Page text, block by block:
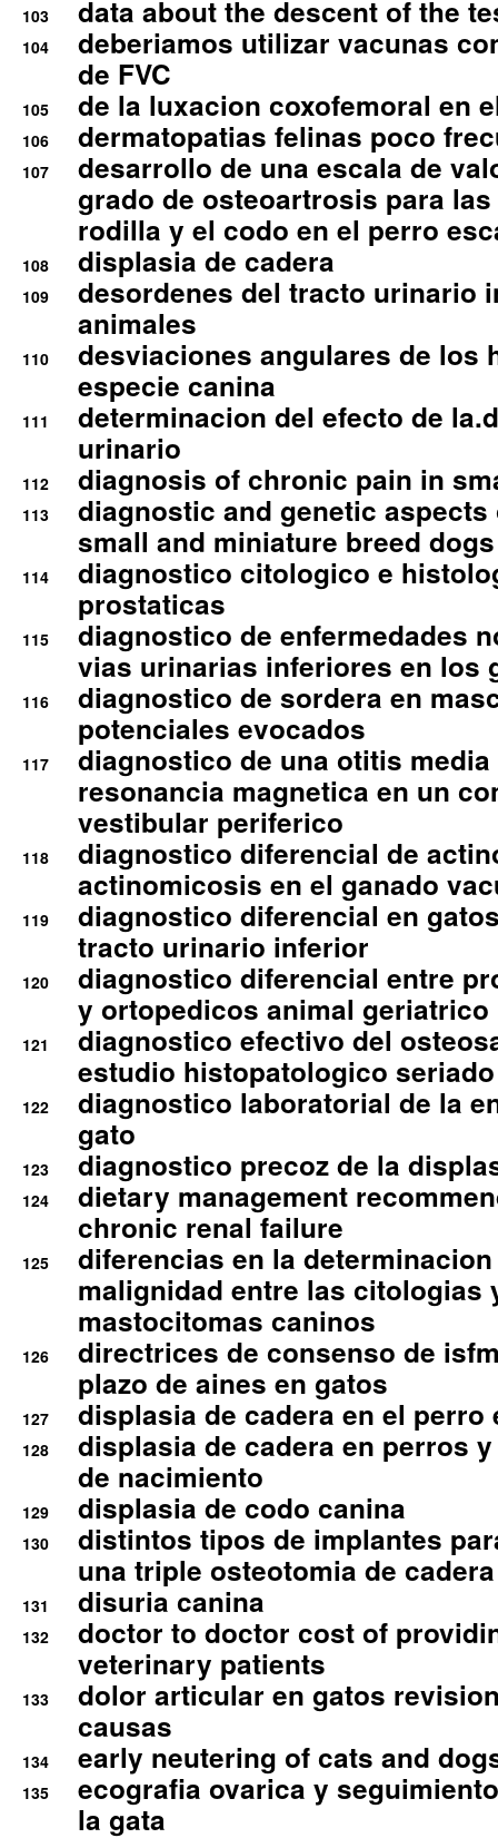
103 data about the descent of the
104
deberiamos utilizar vacunas
de FVC
105 de la luxacion coxofemoral en
106 dermatopatias felinas poco
107
desarrollo de una escala de
grado de osteoartrosis para
rodilla y el codo en el perro
108 displasia de cadera
109
desordenes del tracto urinario
animales
110
desviaciones angulares de los
especie canina
111
determinacion del efecto de
urinario
112 diagnosis of chronic pain in
113
diagnostic and genetic
small and miniature breed
114
diagnostico citologico e
prostaticas
115
diagnostico de enfermedades
vias urinarias inferiores en los
116
diagnostico de sordera en
potenciales evocados
117
diagnostico de una otitis
resonancia magnetica en un
vestibular periferico
118
diagnostico diferencial de
actinomicosis en el ganado
119
diagnostico diferencial en
tracto urinario inferior
120
diagnostico diferencial entre
y ortopedicos animal geriatrico
121
diagnostico efectivo del
estudio histopatologico seriado
122
diagnostico laboratorial de la
gato
123 diagnostico precoz de la
124
dietary management
chronic renal failure
125
diferencias en la
malignidad entre las citologias
mastocitomas caninos
126
directrices de consenso de
plazo de aines en gatos
127 displasia de cadera en el perro
128
displasia de cadera en perros
de nacimiento
129 displasia de codo canina
130
distintos tipos de implantes
una triple osteotomia de cadera
131 disuria canina
132
doctor to doctor cost of
veterinary patients
133
dolor articular en gatos
causas
134 early neutering of cats and
135
ecografia ovarica y
la gata